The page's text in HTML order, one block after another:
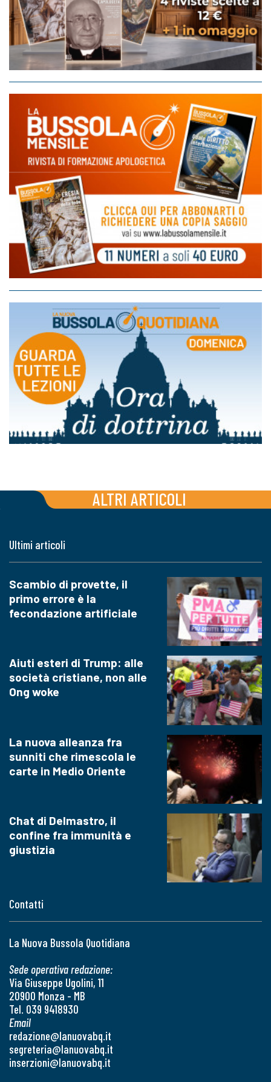
ALTRI ARTICOLI
Contatti
La Nuova Bussola Quotidiana
Sede operativa redazione:
Via Giuseppe Ugolini, 11
20900 Monza - MB
Tel. 039 9418930
Email
redazione@lanuovabq.it
segreteria@lanuovabq.it
inserzioni@lanuovabq.it
Ultimi articoli
Scambio di provette, il
primo errore è la
fecondazione artificiale
Aiuti esteri di Trump: alle
società cristiane, non alle
Ong woke
La nuova alleanza fra
sunniti che rimescola le
carte in Medio Oriente
Chat di Delmastro, il
confine fra immunità e
giustizia